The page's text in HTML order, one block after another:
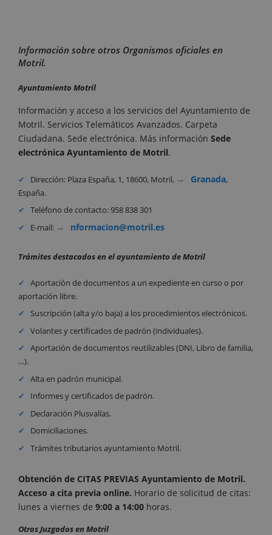
Información sobre otros Organismos oficiales en
Motril.
Ayuntamiento Motril
Información y acceso a los servicios del Ayuntamiento de
Motril. Servicios Telemáticos Avanzados. Carpeta
Ciudadana. Sede electrónica. Más información Sede
electrónica Ayuntamiento de Motril.
Dirección: Plaza España, 1, 18600, Motril, Granada,
España.
Teléfono de contacto: 958 838 301
E-mail:
nformacion@motril.es
Trámites destacados en el ayuntamiento de Motril
Aportación de documentos a un expediente en curso o por
aportación libre.
Suscripción (alta y/o baja) a los procedimientos electrónicos.
Volantes y certificados de padrón (individuales).
Aportación de documentos reutilizables (DNI, Libro de familia,
…).
Alta en padrón municipal.
Informes y certificados de padrón.
Declaración Plusvalías.
Domiciliaciones.
Trámites tributarios ayuntamiento Motril.
Obtención de CITAS PREVIAS Ayuntamiento de Motril.
Acceso a cita previa online. Horario de solicitud de citas:
lunes a viernes de 9:00 a 14:00 horas.
Otros Juzgados en Motril